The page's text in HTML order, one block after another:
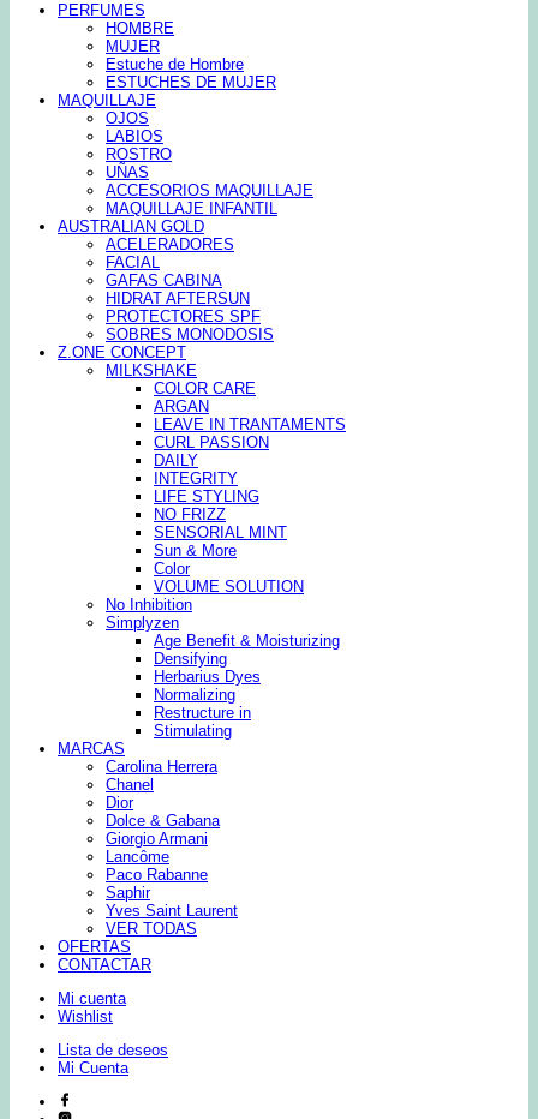
PERFUMES
HOMBRE
MUJER
Estuche de Hombre
ESTUCHES DE MUJER
MAQUILLAJE
OJOS
LABIOS
ROSTRO
UÑAS
ACCESORIOS MAQUILLAJE
MAQUILLAJE INFANTIL
AUSTRALIAN GOLD
ACELERADORES
FACIAL
GAFAS CABINA
HIDRAT AFTERSUN
PROTECTORES SPF
SOBRES MONODOSIS
Z.ONE CONCEPT
MILKSHAKE
COLOR CARE
ARGAN
LEAVE IN TRANTAMENTS
CURL PASSION
DAILY
INTEGRITY
LIFE STYLING
NO FRIZZ
SENSORIAL MINT
Sun & More
Color
VOLUME SOLUTION
No Inhibition
Simplyzen
Age Benefit & Moisturizing
Densifying
Herbarius Dyes
Normalizing
Restructure in
Stimulating
MARCAS
Carolina Herrera
Chanel
Dior
Dolce & Gabana
Giorgio Armani
Lancôme
Paco Rabanne
Saphir
Yves Saint Laurent
VER TODAS
OFERTAS
CONTACTAR
Mi cuenta
Wishlist
Lista de deseos
Mi Cuenta